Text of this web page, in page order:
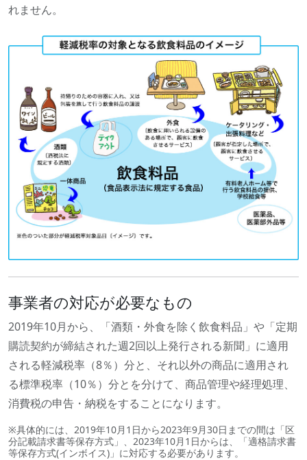
れません。
事業者の対応が必要なもの
2019年10月から、「酒類・外食を除く飲食料品」や「定期
購読契約が締結された週2回以上発行される新聞」に適用
される軽減税率（8％）分と、それ以外の商品に適用され
る標準税率（10％）分とを分けて、商品管理や経理処理、
消費税の申告・納税をすることになります。
※具体的には、2019年10月1日から2023年9月30日までの間は「区
分記載請求書等保存方式」、2023年10月1日からは、「適格請求書
等保存方式(インボイス)」に対応する必要があります。